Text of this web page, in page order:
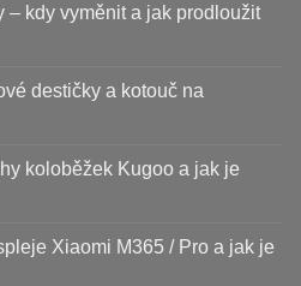
– kdy vyměnit a jak prodloužit
destičky a kotouč na
koloběžek Kugoo a jak je
Xiaomi M365 / Pro a jak je